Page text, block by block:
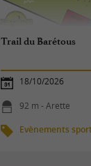
Trail du Barétous
18/10/2026
92 m - Arette
Evènements